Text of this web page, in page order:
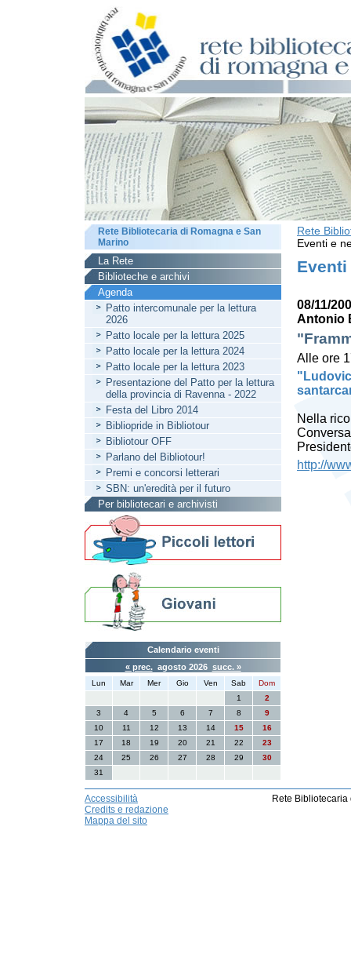
Rete
Eventi e
Eventi
08/11/
Antonio
Alle ore
Nella
http://
Rete Bibliotecaria di Romagna e San
Marino
La Rete
Biblioteche e archivi
Agenda
Patto intercomunale per la lettura
2026
Patto locale per la lettura 2025
Patto locale per la lettura 2024
Patto locale per la lettura 2023
Presentazione del Patto per la lettura
della provincia di Ravenna - 2022
Festa del Libro 2014
Bibliopride in Bibliotour
Bibliotour OFF
Parlano del Bibliotour!
Premi e concorsi letterari
SBN: un'eredità per il futuro
Per bibliotecari e archivisti
Calendario eventi
« prec.agosto 2026 succ. »
Lun Mar Mer Gio Ven Sab
Dom
1
2
3
4 5 6 7 8
9
10
11 12 13 14 15
16
17
18 19 20 21 22
23
24
25 26 27 28 29
30
31
Accessibilità
Credits e redazione
Mappa del sito
Rete